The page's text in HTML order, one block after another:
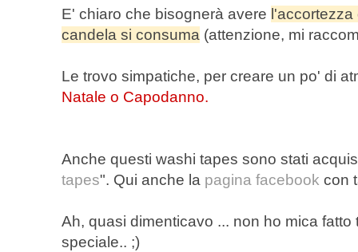
E' chiaro che bisognerà avere
candela si consuma (attenzione, mi
Le trovo simpatiche, per creare un po' di
Natale o Capodanno.
Anche questi washi tapes sono stati
tapes". Qui anche la pagina facebook con
Ah, quasi dimenticavo ... non ho mica
speciale.. ;)